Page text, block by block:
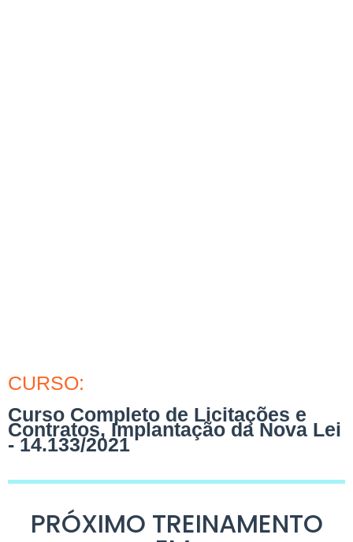
CURSO:
Curso Completo de Licitações e
Contratos, Implantação da Nova Lei
- 14.133/2021
PRÓXIMO TREINAMENTO